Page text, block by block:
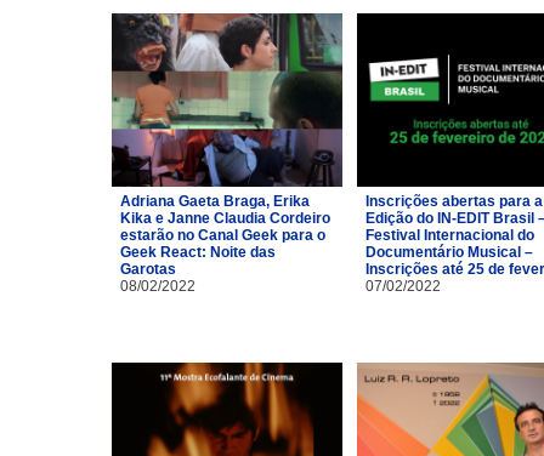
Adriana Gaeta Braga, Erika
Kika e Janne Claudia Cordeiro
estarão no Canal Geek para o
Geek React: Noite das
Garotas
08/02/2022
Inscrições abertas para a
Edição do IN-EDIT Brasil
Festival Internacional do
Documentário Musical –
Inscrições até 25 de
07/02/2022